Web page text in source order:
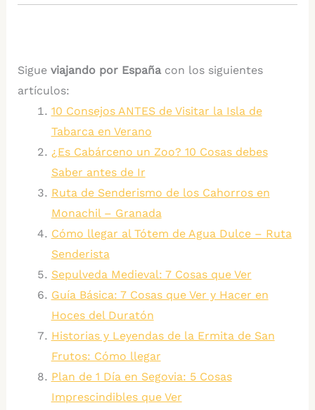
Sigue viajando por Españacon los siguientes
artículos:
10 Consejos ANTES de Visitar la Isla de
Tabarca en Verano
¿Es Cabárceno un Zoo? 10 Cosas debes
Saber antes de Ir
Ruta de Senderismo de los Cahorros en
Monachil – Granada
Cómo llegar al Tótem de Agua Dulce – Ruta
Senderista
Sepulveda Medieval: 7 Cosas que Ver
Guía Básica: 7 Cosas que Ver y Hacer en
Hoces del Duratón
Historias y Leyendas de la Ermita de San
Frutos: Cómo llegar
Plan de 1 Día en Segovia: 5 Cosas
Imprescindibles que Ver